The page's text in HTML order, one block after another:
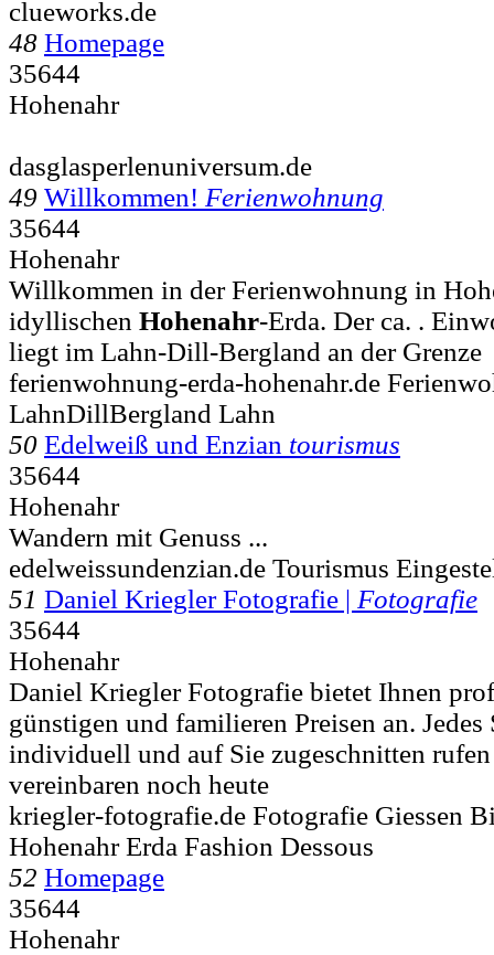
clueworks.de
48 Homepage
35644
Hohenahr
dasglasperlenuniversum.de
49 Willkommen! Ferienwohnung
35644
Hohenahr
Willkommen in der Ferienwohnung in
idyllischen Hohenahr-Erda. Der ca. .
liegt im Lahn-Dill-Bergland an der Grenze
ferienwohnung-erda-hohenahr.de
LahnDillBergland Lahn
50 Edelweiß und Enzian tourismus
35644
Hohenahr
Wandern mit Genuss ...
edelweissundenzian.de Tourismus
51 Daniel Kriegler Fotografie | Fotografie
35644
Hohenahr
Daniel Kriegler Fotografie bietet Ihnen
günstigen und familieren Preisen an.
individuell und auf Sie zugeschnitten
vereinbaren noch heute
kriegler-fotografie.de Fotografie Giessen
Hohenahr Erda Fashion Dessous
52 Homepage
35644
Hohenahr